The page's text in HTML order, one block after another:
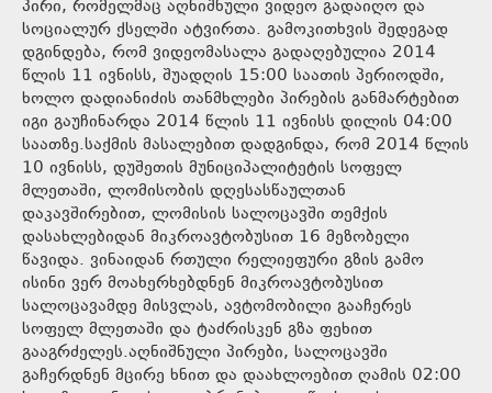
პირი, რომელმაც აღნიშნული ვიდეო გადაიღო და
სოციალურ ქსელში ატვირთა. გამოკითხვის შედეგად
დგინდება, რომ ვიდეომასალა გადაღებულია 2014
წლის 11 ივნისს, შუადღის 15:00 საათის პერიოდში,
ხოლო დადიანიძის თანმხლები პირების განმარტებით
იგი გაუჩინარდა 2014 წლის 11 ივნისს დილის 04:00
საათზე.საქმის მასალებით დადგინდა, რომ 2014 წლის
10 ივნისს, დუშეთის მუნიციპალიტეტის სოფელ
მლეთაში, ლომისობის დღესასწაულთან
დაკავშირებით, ლომისის სალოცავში თემქის
დასახლებიდან მიკროავტობუსით 16 მეზობელი
წავიდა. ვინაიდან რთული რელიეფური გზის გამო
ისინი ვერ მოახერხებდნენ მიკროავტობუსით
სალოცავამდე მისვლას, ავტომობილი გააჩერეს
სოფელ მლეთაში და ტაძრისკენ გზა ფეხით
გააგრძელეს.აღნიშნული პირები, სალოცავში
გაჩერდნენ მცირე ხნით და დაახლოებით ღამის 02:00